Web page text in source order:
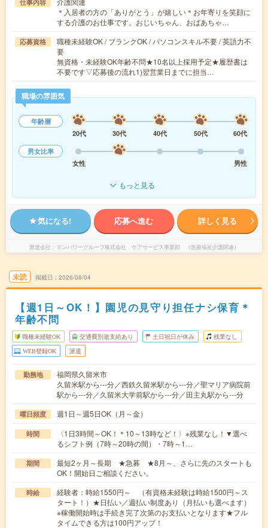
仕事内容
＊入居者の方の「ありがとう」が嬉しい＊お年寄りを笑顔に
する介護のお仕事です。おじいちゃん、おばあちゃ…
応募資格
職種未経験OK / ブランクOK / パソコンスキル不要 / 英語力不
要
無資格・未経験OK年齢不問★10名以上採用予定★履歴書は
不要です▽応募後の流れ1)翌営業日までに担当…
職場の雰囲気
年齢層
20代
30代 40代 50代
60代
男女比率
女性
男性
もっと見る
気になる! 応募へ進む 詳しく見る
派遣会社 マンパワーグループ株式会社 ケアサービス事業部 （医療福祉介護関連）
未読 掲載日 2026/08/04
【週1日～OK！】園児の見守り担任ナシ保育＊
年齢不問
職種未経験OK 交通費別途支給あり 土日祝日が休み 残業なし
WEB登録OK 派遣
勤務地
福岡県久留米市
久留米駅から---分／西鉄久留米駅から---分／聖マリア病院前
駅から---分／久留米大学前駅から---分／田主丸駅から---分
曜日頻度 週1日～週5日OK（月～金）
時間
〈1日3時間～OK！＊10～13時など！〉※残業なし！▼選べ
るシフト例（7時～20時の間）・7時～1…
期間
最短2ヶ月～長期 ★急募 ★8月～、さらに先のスタートも
OK！開始日ご相談ください。
時給
経験者：時給1550円～ （有資格未経験は時給1500円～ス
タート！）★日払い／週払い制度あり（月払いも選べます）
※稼働開始時は手続き完了次第のお支払いとなります★フル
タイムできる方は100円アップ！